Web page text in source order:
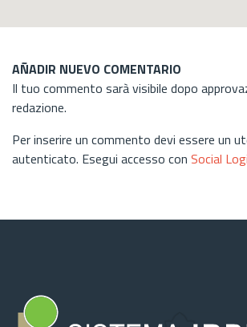
AÑADIR NUEVO COMENTARIO
Il tuo commento sarà visibile dopo
redazione.
Per inserire un commento devi essere un
autenticato. Esegui accesso con Social